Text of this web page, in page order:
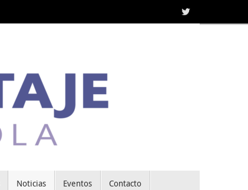
Noticias Eventos Contacto